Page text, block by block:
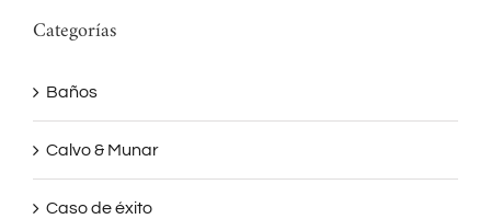
Categorías
Baños
Calvo & Munar
Caso de éxito